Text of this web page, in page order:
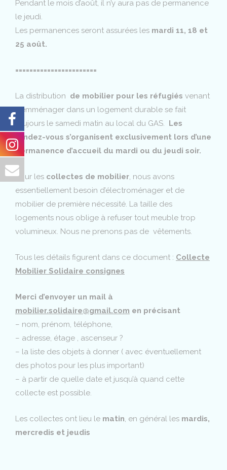
Pendant le mois d’août, il n’y aura pas de permanence
le jeudi.
Les permanences seront assurées les mardi 11, 18 et
25 août.
=======================
La distribution de mobilier pour les réfugiés venant
d’emménager dans un logement durable se fait
toujours le samedi matin au local du GAS. Les
rendez-vous s’organisent exclusivement lors d’une
permanence d’accueil du mardi ou du jeudi soir.
Pour les collectes de mobilier , nous avons
essentiellement besoin d’électroménager et de
mobilier de première nécessité. La taille des
logements nous oblige à refuser tout meuble trop
volumineux. Nous ne prenons pas de vêtements.
Tous les détails figurent dans ce document : Collecte
Mobilier Solidaire consignes
Merci d’envoyer un mail à
mobilier.solidaire@gmail.com en précisant
– nom, prénom, téléphone,
– adresse, étage , ascenseur ?
– la liste des objets à donner ( avec éventuellement
des photos pour les plus important)
– à partir de quelle date et jusqu’à quand cette
collecte est possible.
Les collectes ont lieu le matin , en général les mardis,
mercredis et jeudis